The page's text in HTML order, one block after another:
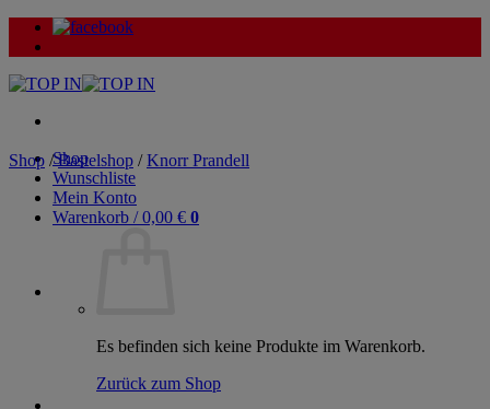
Zum
Inhalt
Shop
Wunschliste
Mein Konto
Warenkorb /0,00 € 0
Es befinden sich keine Produkte im Warenkorb.
Zurück zum Shop
Shop / Bastelshop / Knorr Prandell